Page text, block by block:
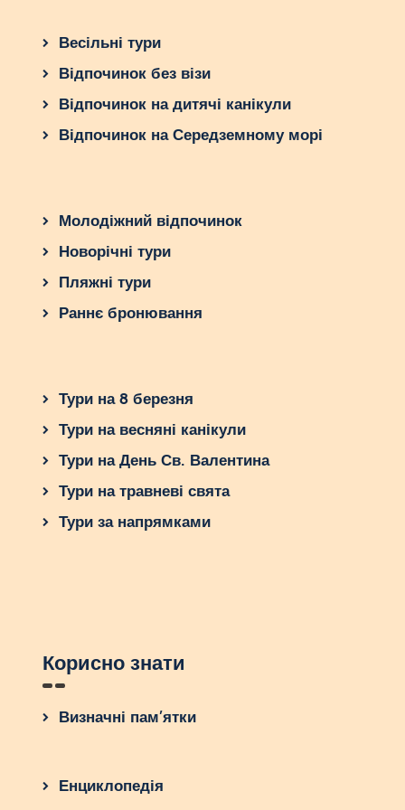
Весільні тури
Відпочинок без візи
Відпочинок на дитячі канікули
Відпочинок на Середземному морі
Молодіжний відпочинок
Новорічні тури
Пляжні тури
Раннє бронювання
Тури на 8 березня
Тури на весняні канікули
Тури на День Св. Валентина
Тури на травневі свята
Тури за напрямками
Корисно знати
Визначні пам’ятки
Енциклопедія